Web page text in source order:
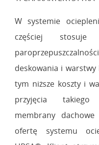
W systemie
częściej
deskowania i
tym niższe koszty i
przyjęcia takiego
membrany dachowe
ofertę systemu